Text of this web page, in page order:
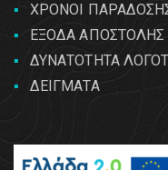
ΧΡΟΝΟΙ
ΕΞΟΔΑ ΑΠΟΣΤΟΛΗΣ
ΔΥΝΑΤΟΤΗΤΑ
ΔΕΙΓΜΑΤΑ